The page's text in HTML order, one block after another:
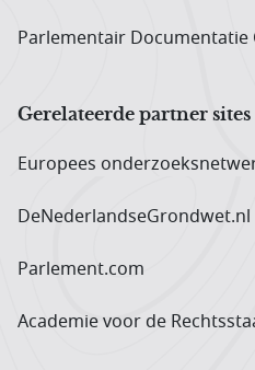
Parlementair Documentatie
Gerelateerde partner sites
Europees
DeNederlandseGrondwet.nl
Parlement.com
Academie voor de